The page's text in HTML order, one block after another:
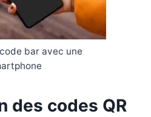
bar avec une
des codes QR